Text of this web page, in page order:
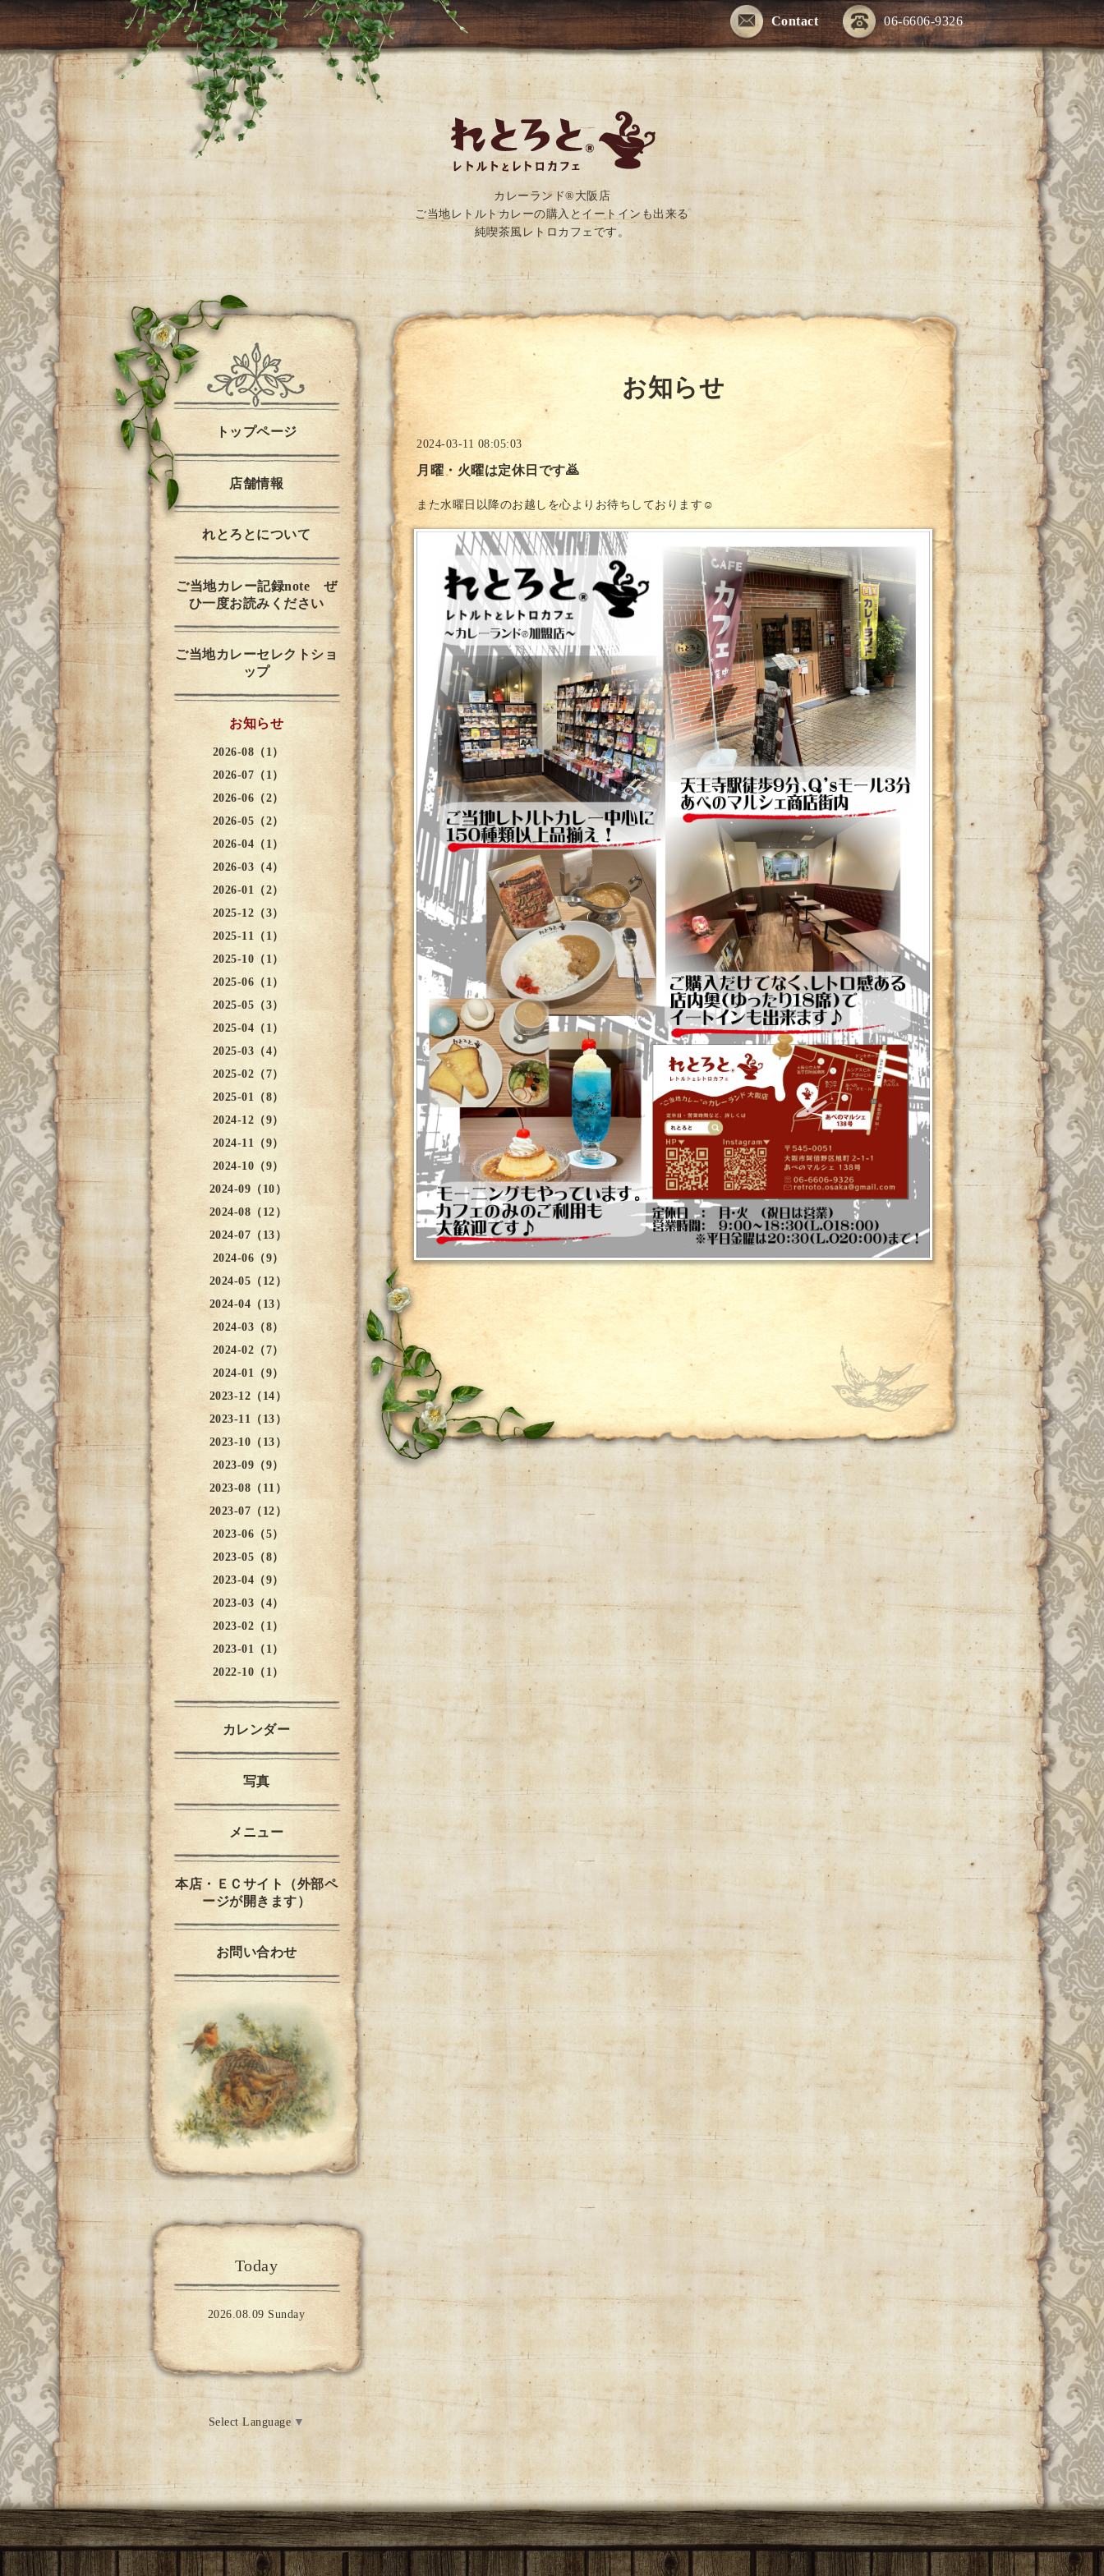
06-6606-9326
Contact
カレーランド®大阪店
ご当地レトルトカレーの購入とイートインも出来る
純喫茶風レトロカフェです。
お知らせ
2024-03-11 08:05:03
月曜・火曜は定休日です🙇
また水曜日以降のお越しを心よりお待ちしております☺️
トップページ
店舗情報
れとろとについて
ご当地カレー記録note ぜ
ひ一度お読みください
ご当地カレーセレクトショ
ップ
お知らせ
2026-08（1）
2026-07（1）
2026-06（2）
2026-05（2）
2026-04（1）
2026-03（4）
2026-01（2）
2025-12（3）
2025-11（1）
2025-10（1）
2025-06（1）
2025-05（3）
2025-04（1）
2025-03（4）
2025-02（7）
2025-01（8）
2024-12（9）
2024-11（9）
2024-10（9）
2024-09（10）
2024-08（12）
2024-07（13）
2024-06（9）
2024-05（12）
2024-04（13）
2024-03（8）
2024-02（7）
2024-01（9）
2023-12（14）
2023-11（13）
2023-10（13）
2023-09（9）
2023-08（11）
2023-07（12）
2023-06（5）
2023-05（8）
2023-04（9）
2023-03（4）
2023-02（1）
2023-01（1）
2022-10（1）
カレンダー
写真
メニュー
本店・ＥＣサイト（外部ペ
ージが開きます）
お問い合わせ
Today
2026.08.09 Sunday
Select Language ▼